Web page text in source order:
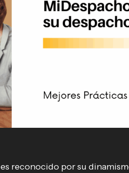
es reconocido por su